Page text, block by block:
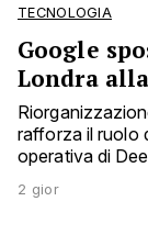
TECNOLOGIA
Google
Londra
rafforza il ruolo
operativa di
2 gior